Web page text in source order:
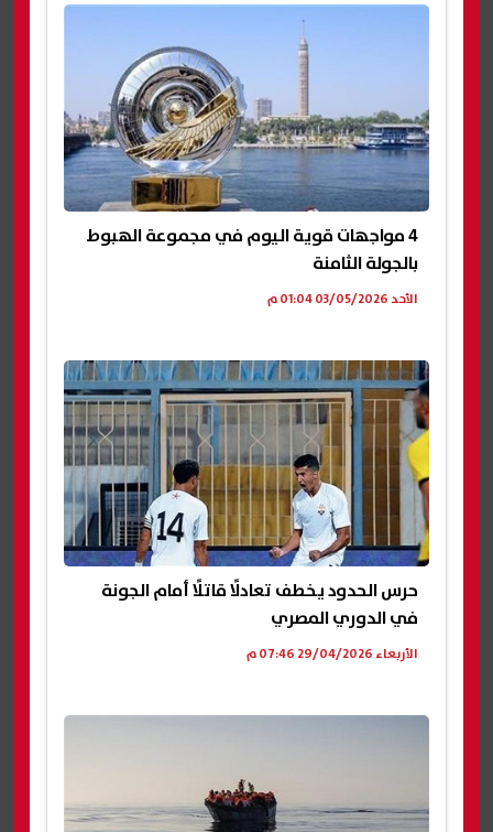
4 مواجهات قوية اليوم في مجموعة الهبوط
بالجولة الثامنة
الأحد 03/05/2026 01:04 م
حرس الحدود يخطف تعادلًا قاتلًا أمام الجونة
في الدوري المصري
الأربعاء 29/04/2026 07:46 م